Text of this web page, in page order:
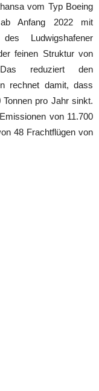
vom Typ Boeing
Anfang 2022 mit
Ludwigshafener
feinen Struktur von
reduziert den
rechnet damit, dass
pro Jahr sinkt.
von 11.700
48 Frachtflügen von